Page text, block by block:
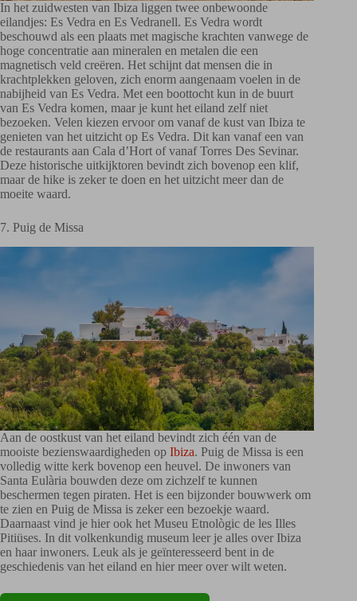
In het zuidwesten van Ibiza liggen twee onbewoonde
eilandjes: Es Vedra en Es Vedranell. Es Vedra wordt
beschouwd als een plaats met magische krachten vanwege de
hoge concentratie aan mineralen en metalen die een
magnetisch veld creëren. Het schijnt dat mensen die in
krachtplekken geloven, zich enorm aangenaam voelen in de
nabijheid van Es Vedra. Met een boottocht kun in de buurt
van Es Vedra komen, maar je kunt het eiland zelf niet
bezoeken. Velen kiezen ervoor om vanaf de kust van Ibiza te
genieten van het uitzicht op Es Vedra. Dit kan vanaf een van
de restaurants aan Cala d’Hort of vanaf Torres Des Sevinar.
Deze historische uitkijktoren bevindt zich bovenop een klif,
maar de hike is zeker te doen en het uitzicht meer dan de
moeite waard.
7. Puig de Missa
Aan de oostkust van het eiland bevindt zich één van de
mooiste bezienswaardigheden op Ibiza. Puig de Missa is een
volledig witte kerk bovenop een heuvel. De inwoners van
Santa Eulària bouwden deze om zichzelf te kunnen
beschermen tegen piraten. Het is een bijzonder bouwwerk om
te zien en Puig de Missa is zeker een bezoekje waard.
Daarnaast vind je hier ook het Museu Etnològic de les Illes
Pitiüses. In dit volkenkundig museum leer je alles over Ibiza
en haar inwoners. Leuk als je geïnteresseerd bent in de
geschiedenis van het eiland en hier meer over wilt weten.